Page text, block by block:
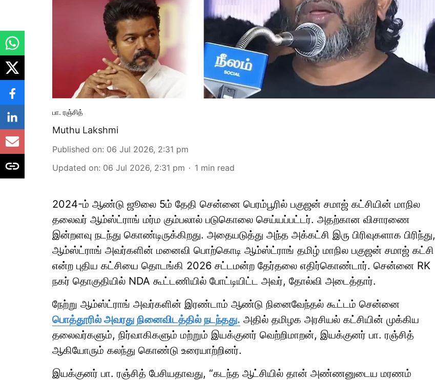
பா. ரஞ்சித்
Muthu Lakshmi
Published on: 06 Jul 2026, 2:31 pm
Updated on: 06 Jul 2026, 2:31 pm 1 min read
2024-ம் ஆண்டு ஜூலை 5ம் தேதி சென்னை பெரம்பூரில் பகுஜன் சமாஜ் கட்சியின் மாநில
தலைவர் ஆம்ஸ்ட்ராங் மர்ம கும்பலால் படுகொலை செய்யப்பட்டர். அதற்கான விசாரணை
இன்றளவு நடந்து கொண்டிருக்கிறது. அதையடுத்து அந்த அக்கட்சி இரு பிரிவுகளாக பிரிந்து,
ஆம்ஸ்ட்ராங் அவர்களின் மனைவி பொற்கொடி ஆம்ஸ்ட்ராங் தமிழ் மாநில பகுஜன் சமாஜ் கட்சி
என்ற புதிய கட்சியை தொடங்கி 2026 சட்டமன்ற தேர்தலை எதிர்கொண்டார். சென்னை RK
நகர் தொகுதியில் NDA கூட்டணியில் போட்டியிட்ட அவர், தோல்வி அடைத்தார்.
நேற்று ஆம்ஸ்ட்ராங் அவர்களின் இரண்டாம் ஆண்டு நினைவேந்தல் கூட்டம் சென்னை
பொத்தூரில் அவரது நினைவிடத்தில் நடந்தது. அதில் தமிழக அரசியல் கட்சியின் முக்கிய
தலைவர்களும், நிர்வாகிகளும் மற்றும் இயக்குனர் வெற்றிமாறன், இயக்குனர் பா. ரஞ்சித்
ஆகியோரும் கலந்து கொண்டு உரையாற்றினர்.
இயக்குனர் பா. ரஞ்சித் பேசியதாவது, “கடந்த ஆட்சியில் தான் அண்ணனுடைய மரணம்